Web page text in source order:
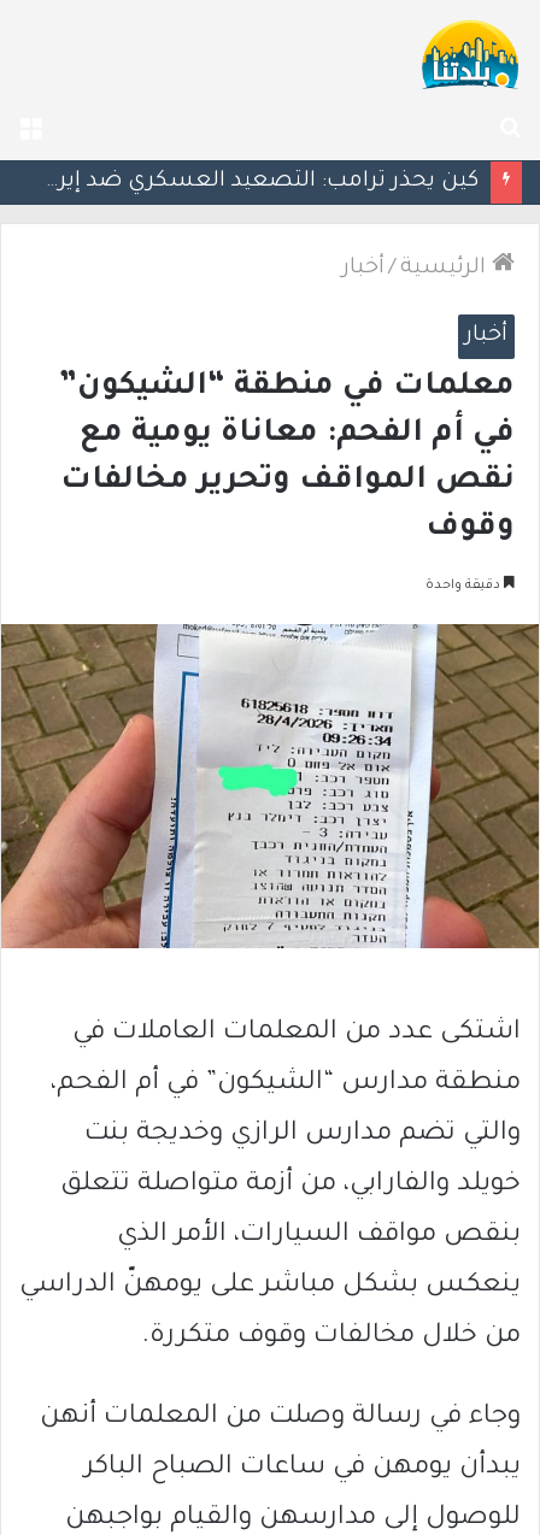
عن
مستوطنون يهاجمون منزلًا جنوب بيت لحم واقتلاع 110 أشجار زيتون قرب نابلس
الرئيسية / أخبار
أخبار
معلمات في منطقة “الشيكون”
في أم الفحم: معاناة يومية مع
نقص المواقف وتحرير مخالفات
وقوف
دقيقة واحدة
اشتكى عدد من المعلمات العاملات في
منطقة مدارس “الشيكون” في أم الفحم،
والتي تضم مدارس الرازي وخديجة بنت
خويلد والفارابي، من أزمة متواصلة تتعلق
بنقص مواقف السيارات، الأمر الذي
ينعكس بشكل مباشر على يومهنّ الدراسي
من خلال مخالفات وقوف متكررة.
وجاء في رسالة وصلت من المعلمات أنهن
يبدأن يومهن في ساعات الصباح الباكر
للوصول إلى مدارسهن والقيام بواجبهن